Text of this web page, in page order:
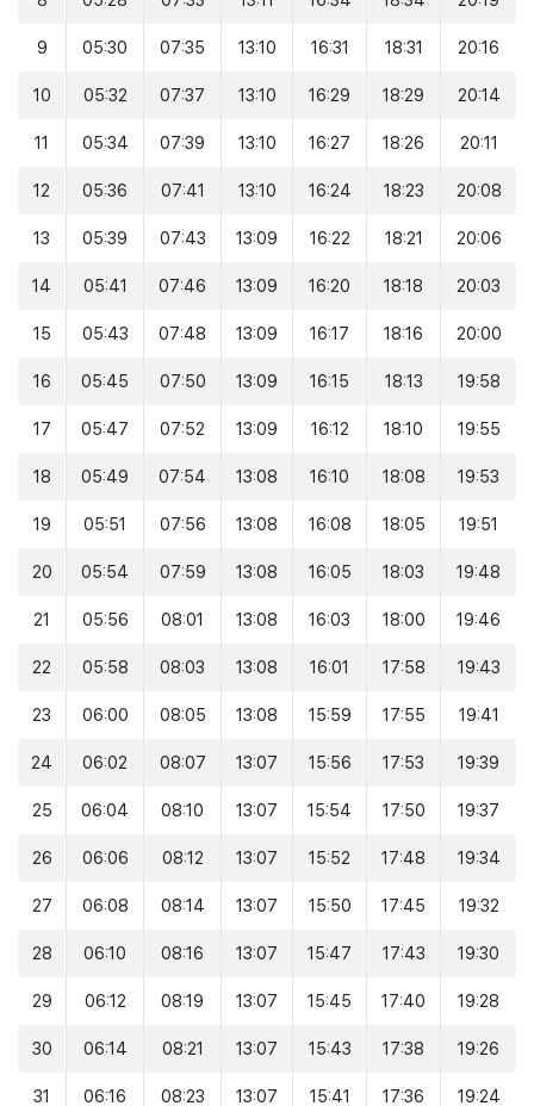
9 05:30 07:35 13:10 16:31 18:31 20:16
10 05:32 07:37 13:10 16:29 18:29 20:14
11 05:34 07:39 13:10 16:27 18:26 20:11
12 05:36 07:41 13:10 16:24 18:23 20:08
13 05:39 07:43 13:09 16:22 18:21 20:06
14 05:41 07:46 13:09 16:20 18:18 20:03
15 05:43 07:48 13:09 16:17 18:16 20:00
16 05:45 07:50 13:09 16:15 18:13 19:58
17 05:47 07:52 13:09 16:12 18:10 19:55
18 05:49 07:54 13:08 16:10 18:08 19:53
19 05:51 07:56 13:08 16:08 18:05 19:51
20 05:54 07:59 13:08 16:05 18:03 19:48
21 05:56 08:01 13:08 16:03 18:00 19:46
22 05:58 08:03 13:08 16:01 17:58 19:43
23 06:00 08:05 13:08 15:59 17:55 19:41
24 06:02 08:07 13:07 15:56 17:53 19:39
25 06:04 08:10 13:07 15:54 17:50 19:37
26 06:06 08:12 13:07 15:52 17:48 19:34
27 06:08 08:14 13:07 15:50 17:45 19:32
28 06:10 08:16 13:07 15:47 17:43 19:30
29 06:12 08:19 13:07 15:45 17:40 19:28
30 06:14 08:21 13:07 15:43 17:38 19:26
31 06:16 08:23 13:07 15:41 17:36 19:24